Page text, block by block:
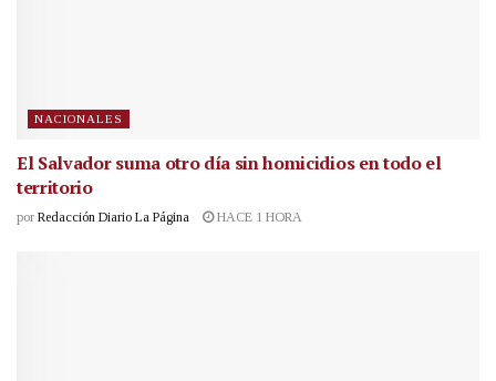
NACIONALES
El Salvador suma otro día sin homicidios en todo el
territorio
por Redacción Diario La Página HACE 1 HORA